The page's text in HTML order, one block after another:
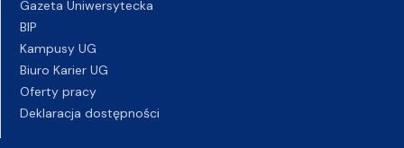
Gazeta Uniwersytecka
BIP
Kampusy UG
Biuro Karier UG
Oferty pracy
Deklaracja dostępności